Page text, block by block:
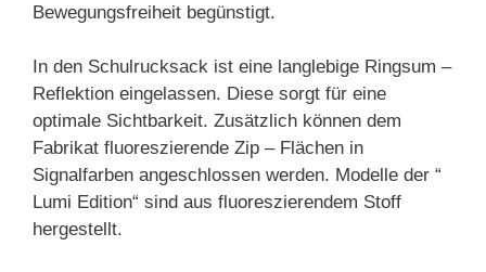
Bewegungsfreiheit begünstigt.
In den Schulrucksack ist eine langlebige Ringsum –
Reflektion eingelassen. Diese sorgt für eine
optimale Sichtbarkeit. Zusätzlich können dem
Fabrikat fluoreszierende Zip – Flächen in
Signalfarben angeschlossen werden. Modelle der “
Lumi Edition“ sind aus fluoreszierendem Stoff
hergestellt.